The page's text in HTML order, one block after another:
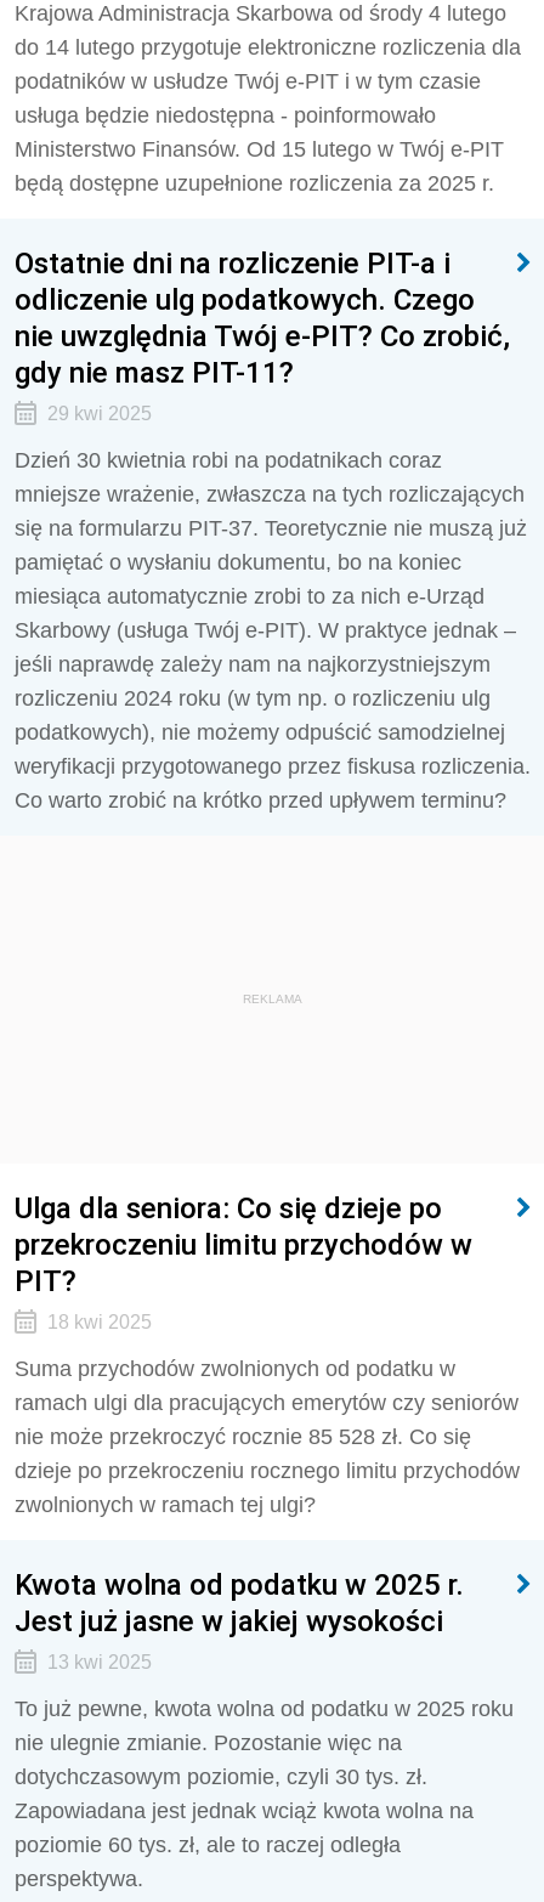
Krajowa Administracja Skarbowa od środy 4 lutego
do 14 lutego przygotuje elektroniczne rozliczenia dla
podatników w usłudze Twój e-PIT i w tym czasie
usługa będzie niedostępna - poinformowało
Ministerstwo Finansów. Od 15 lutego w Twój e-PIT
będą dostępne uzupełnione rozliczenia za 2025 r.
Ostatnie dni na rozliczenie PIT-a i
odliczenie ulg podatkowych. Czego
nie uwzględnia Twój e-PIT? Co zrobić,
gdy nie masz PIT-11?
29 kwi 2025
Dzień 30 kwietnia robi na podatnikach coraz
mniejsze wrażenie, zwłaszcza na tych rozliczających
się na formularzu PIT-37. Teoretycznie nie muszą już
pamiętać o wysłaniu dokumentu, bo na koniec
miesiąca automatycznie zrobi to za nich e-Urząd
Skarbowy (usługa Twój e-PIT). W praktyce jednak –
jeśli naprawdę zależy nam na najkorzystniejszym
rozliczeniu 2024 roku (w tym np. o rozliczeniu ulg
podatkowych), nie możemy odpuścić samodzielnej
weryfikacji przygotowanego przez fiskusa rozliczenia.
Co warto zrobić na krótko przed upływem terminu?
REKLAMA
Ulga dla seniora: Co się dzieje po
przekroczeniu limitu przychodów w
PIT?
18 kwi 2025
Suma przychodów zwolnionych od podatku w
ramach ulgi dla pracujących emerytów czy seniorów
nie może przekroczyć rocznie 85 528 zł. Co się
dzieje po przekroczeniu rocznego limitu przychodów
zwolnionych w ramach tej ulgi?
Kwota wolna od podatku w 2025 r.
Jest już jasne w jakiej wysokości
13 kwi 2025
To już pewne, kwota wolna od podatku w 2025 roku
nie ulegnie zmianie. Pozostanie więc na
dotychczasowym poziomie, czyli 30 tys. zł.
Zapowiadana jest jednak wciąż kwota wolna na
poziomie 60 tys. zł, ale to raczej odległa
perspektywa.